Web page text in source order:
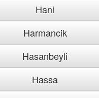
Hani
Harmancik
Hasanbeyli
Hassa